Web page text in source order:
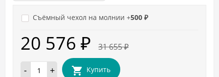
Съёмный чехол на молнии +500 ₽
20 576 ₽ 31 655₽
- + Купить